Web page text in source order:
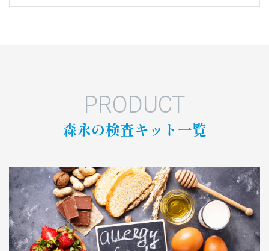
PRODUCT
森永の検査キット一覧